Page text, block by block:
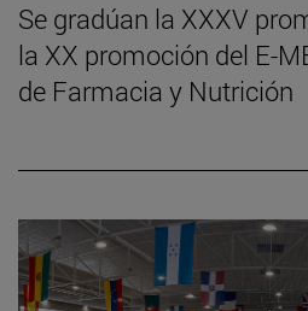
Se gradúan la XXXV
la XX promoción del E-
de Farmacia y Nutrición